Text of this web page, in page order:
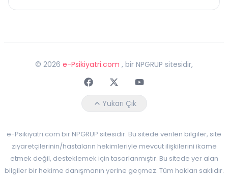
© 2026 e-Psikiyatri.com , bir NPGRUP sitesidir,
FaceebokTwitterYoutube
Yukarı Çık
e-Psikiyatri.com bir NPGRUP sitesidir. Bu sitede verilen bilgiler, site
ziyaretçilerinin/hastaların hekimleriyle mevcut ilişkilerini ikame
etmek değil, desteklemek için tasarlanmıştır. Bu sitede yer alan
bilgiler bir hekime danışmanın yerine geçmez. Tüm hakları saklıdır.